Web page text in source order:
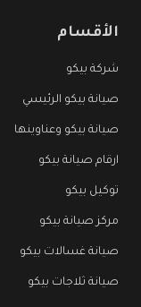
الأقسام
شركة بيكو
صيانة بيكو الرئيسي
صيانة بيكو وعناوينها
ارقام صيانة بيكو
توكيل بيكو
مركز صيانة بيكو
صيانة غسالات بيكو
صيانة ثلاجات بيكو